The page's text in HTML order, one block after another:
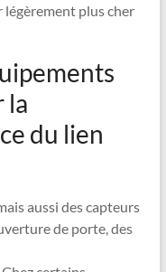
plus cher
la
du lien
aussi des capteurs
de porte, des